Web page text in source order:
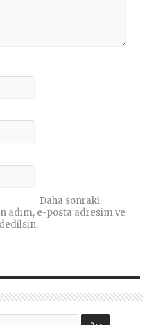
Daha sonraki
adım, e-posta adresim ve